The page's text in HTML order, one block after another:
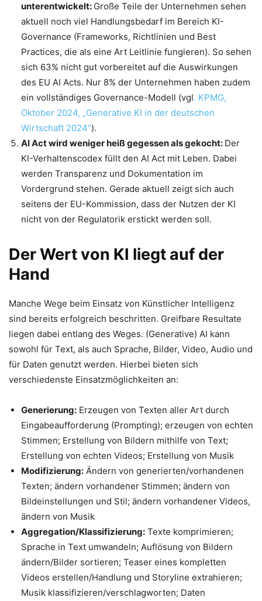
unterentwickelt: Große Teile der Unternehmen sehen
aktuell noch viel Handlungsbedarf im Bereich KI-
Governance (Frameworks, Richtlinien und Best
Practices, die als eine Art Leitlinie fungieren). So sehen
sich 63% nicht gut vorbereitet auf die Auswirkungen
des EU AI Acts. Nur 8% der Unternehmen haben zudem
ein vollständiges Governance-Modell (vgl. KPMG,
Oktober 2024, „Generative KI in der deutschen
Wirtschaft 2024“).
AI Act wird weniger heiß gegessen als gekocht: Der
KI-Verhaltenscodex füllt den AI Act mit Leben. Dabei
werden Transparenz und Dokumentation im
Vordergrund stehen. Gerade aktuell zeigt sich auch
seitens der EU-Kommission, dass der Nutzen der KI
nicht von der Regulatorik erstickt werden soll.
Der Wert von KI liegt auf der
Hand
Manche Wege beim Einsatz von Künstlicher Intelligenz
sind bereits erfolgreich beschritten. Greifbare Resultate
liegen dabei entlang des Weges. (Generative) AI kann
sowohl für Text, als auch Sprache, Bilder, Video, Audio und
für Daten genutzt werden. Hierbei bieten sich
verschiedenste Einsatzmöglichkeiten an:
Generierung: Erzeugen von Texten aller Art durch
Eingabeaufforderung (Prompting); erzeugen von echten
Stimmen; Erstellung von Bildern mithilfe von Text;
Erstellung von echten Videos; Erstellung von Musik
Modifizierung: Ändern von generierten/vorhandenen
Texten; ändern vorhandener Stimmen; ändern von
Bildeinstellungen und Stil; ändern vorhandener Videos,
ändern von Musik
Aggregation/Klassifizierung: Texte komprimieren;
Sprache in Text umwandeln; Auflösung von Bildern
ändern/Bilder sortieren; Teaser eines kompletten
Videos erstellen/Handlung und Storyline extrahieren;
Musik klassifizieren/verschlagworten; Daten